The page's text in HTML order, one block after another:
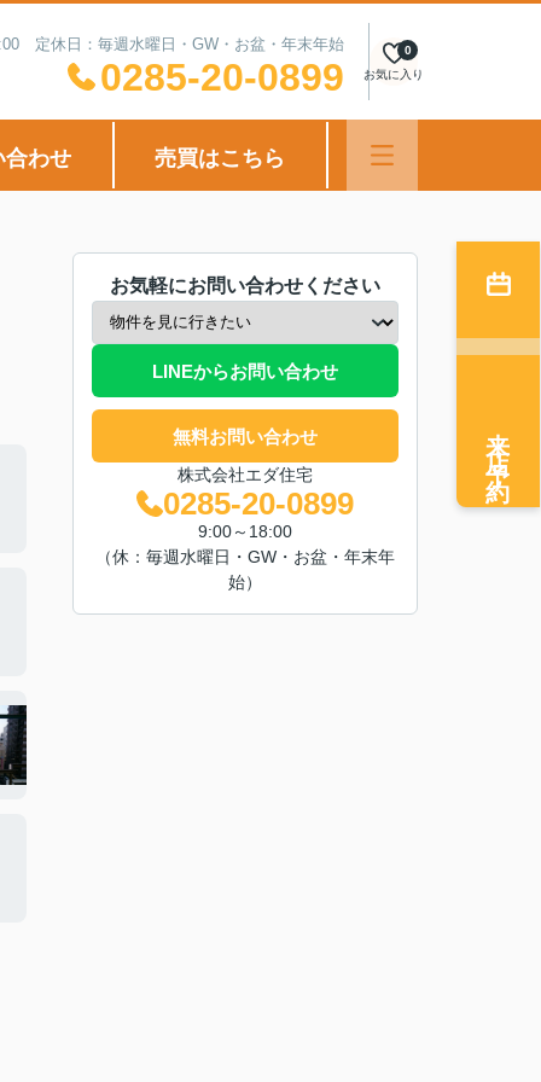
定休日：毎週水曜日・GW・お盆・年末年始
0285-20-0899 お気に入り
0
合わせ 売買はこちら
お気軽にお問い合わせください
LINEからお問い合わせ
無料お問い合わせ
株式会社エダ住宅
0285-20-0899
9:00～18:00
（休：毎週水曜日・GW・お盆・年末年
始）
来店予約